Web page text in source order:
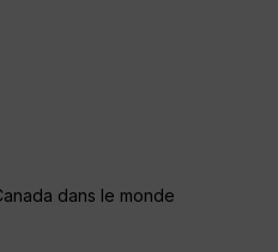
dans le monde